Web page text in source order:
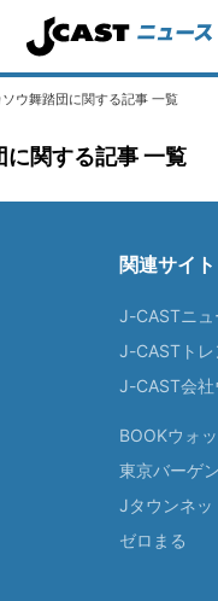
ソウ舞踏団に関する記事 一覧
に関する記事 一覧
関連サイト
J-CASTニュ
J-CASTトレ
J-CAST会社
BOOKウォ
東京バーゲ
Jタウンネッ
ゼロまる